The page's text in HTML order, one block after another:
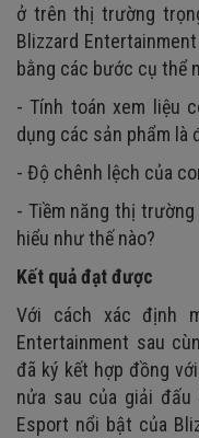
ở trên thị trường
Blizzard
bằng các bước cụ thể
- Tính toán xem liệu
dụng các sản phẩm là
- Độ chênh lệch của
- Tiềm năng thị
hiểu như thế nào?
Kết quả đạt được
Với cách xác định
Entertainment sau
đã ký kết hợp đồng
nửa sau của giải đấu
Esport nổi bật của